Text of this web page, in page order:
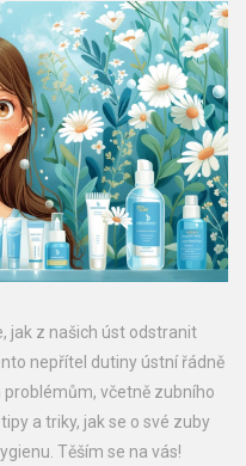
jak z našich úst odstranit
nepřítel dutiny ústní řádně
včetně zubního
a triky, jak se o své zuby
Těším se na vás!